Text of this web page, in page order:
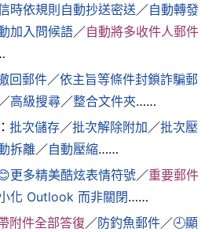
時依規則自動抄送密送／自動轉發
加入問候語／自動將多收件人郵件
回郵件／依主旨等條件封鎖詐騙郵
／高級搜尋／整合文件夾……
：批次儲存／批次解除附加／批次壓
拆離／自動壓縮……
更多精美酷炫表情符號／重要郵件
化 Outlook 而非關閉……
附件全部答復／防釣魚郵件／🕘顯